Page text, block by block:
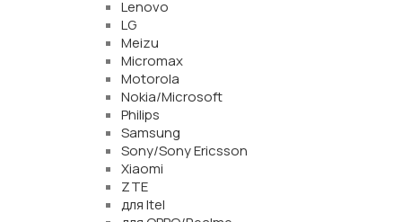
Lenovo
LG
Meizu
Micromax
Motorola
Nokia/Microsoft
Philips
Samsung
Sony/Sony Ericsson
Xiaomi
ZTE
для Itel